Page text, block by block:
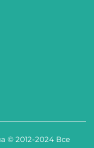
© 2012-2024 Все